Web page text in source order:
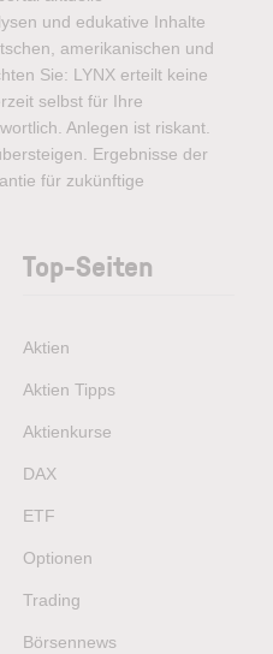
und edukative Inhalte
amerikanischen und
Sie: LYNX erteilt keine
selbst für Ihre
Anlegen ist riskant.
Ergebnisse der
für zukünftige
Top-Seiten
Aktien
Aktien Tipps
Aktienkurse
DAX
ETF
Optionen
Trading
Börsennews